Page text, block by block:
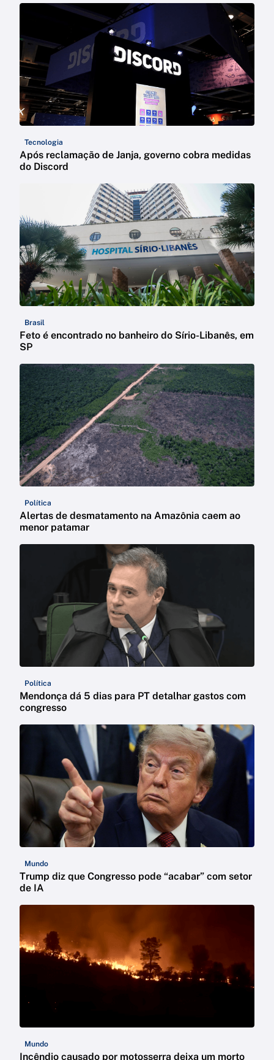
Tecnologia
Após reclamação de Janja, governo cobra medidas
do Discord
Brasil
Feto é encontrado no banheiro do Sírio-Libanês, em
SP
Política
Alertas de desmatamento na Amazônia caem ao
menor patamar
Política
Mendonça dá 5 dias para PT detalhar gastos com
congresso
Mundo
Trump diz que Congresso pode “acabar” com setor
de IA
Mundo
Incêndio causado por motosserra deixa um morto